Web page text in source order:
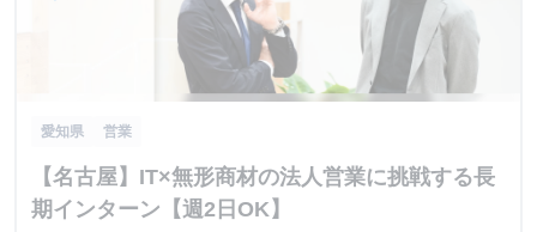
愛知県 営業
【名古屋】IT×無形商材の法人営業に挑戦する長
期インターン【週2日OK】